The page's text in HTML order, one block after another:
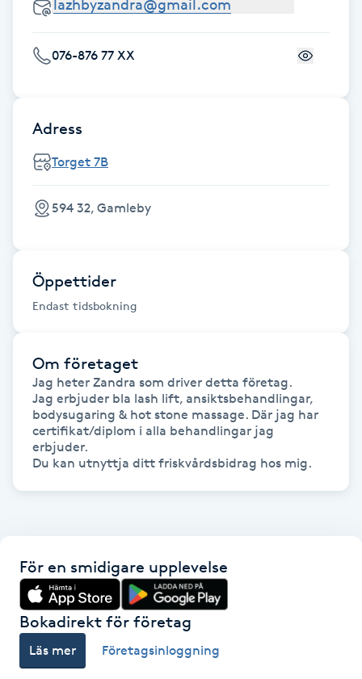
Gel naglar
Gellack
Gellack med förstärkning
Gravidmassage
Gravidyoga
Gruppträning
Hatha Yoga
Headspa
HIFU
Hollywood Peel
076-876 77 XX
Adress
Torget 7B
594 32, Gamleby
Öppettider
Endast tidsbokning
Om företaget
Jag heter Zandra som driver detta företag.
Jag erbjuder bla lash lift, ansiktsbehandlingar,
bodysugaring & hot stone massage. Där jag har
certifikat/diplom i alla behandlingar jag
erbjuder.
För en smidigare upplevelse
Bokadirekt för företag
Läs mer Företagsinloggning